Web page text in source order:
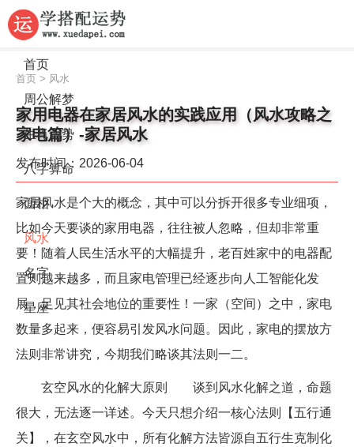
首页
周公解梦
生肖运势
八字算命
面相
风水
名字
星座
首页 > 风水
家用电器在家居风水的实践应用（风水攻略之
家电篇）-家居风水
发布时间：2026-06-04
家居风水是个大的概念，其中可以分拆开很多专业细项，
比如今天要谈的家用电器，往往被人忽略，但却非常重
要！随着人民生活水平的大幅提升，老百姓家中的电器配
置则越来越多，而且家电管理已经逐步向人工智能化发
展，足见其社会地位的重要性！一家（空间）之中，家电
数量多起来，便容易引发风水问题。因此，家电的摆放方
法则非常讲究，今期我们略谈其法则一二。
玄空风水的化解大原则 谈到风水化解之道，命题
很大，无法逐一详述。今天只想介绍一核心法则【五行通
关】，在玄空风水中，所有化解方法皆源自五行生克制化